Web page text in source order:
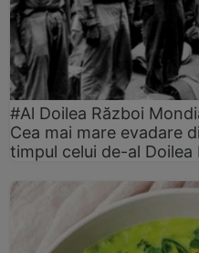
#Al Doilea Război
Cea mai mare evadare
timpul celui de-al Doilea